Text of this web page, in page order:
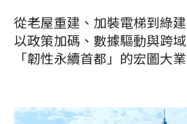
從老屋重建、加裝電梯到綠
以政策加碼、數據驅動與跨
「韌性永續首都」的宏圖大業